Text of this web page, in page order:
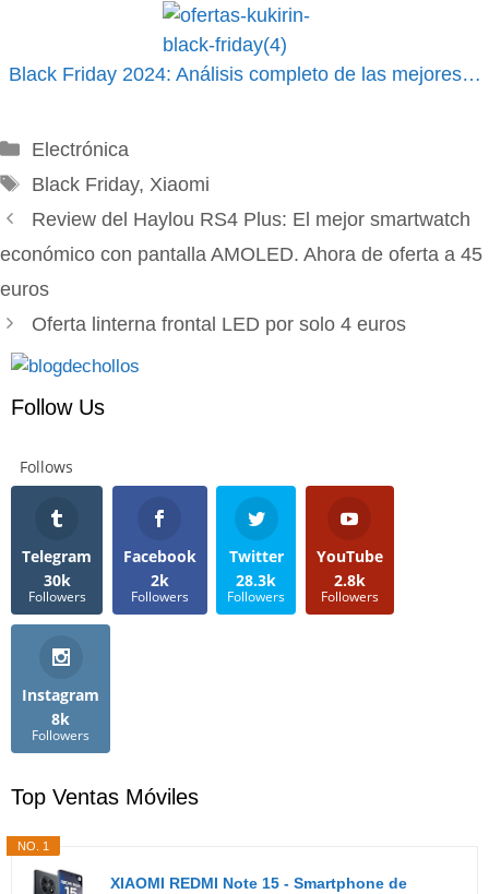
Black Friday 2024: Análisis completo de las mejores…
Categorías
Electrónica
Etiquetas
Black Friday, Xiaomi
Review del Haylou RS4 Plus: El mejor smartwatch
económico con pantalla AMOLED. Ahora de oferta a 45
euros
Oferta linterna frontal LED por solo 4 euros
Follow Us
Follows
Telegram
30k
Followers
Facebook
2k
Followers
Twitter
28.3k
Followers
YouTube
2.8k
Followers
Instagram
8k
Followers
Top Ventas Móviles
NO. 1
XIAOMI REDMI Note 15 - Smartphone de